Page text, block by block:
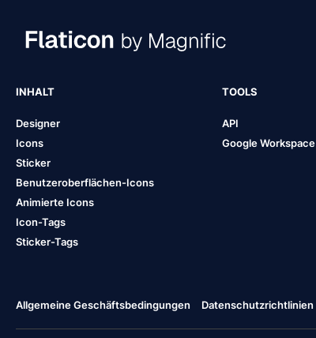
INHALT
Designer
Icons
Sticker
Benutzeroberflächen-Icons
Animierte Icons
Icon-Tags
Sticker-Tags
TOOLS
API
Google Workspace
Allgemeine Geschäftsbedingungen Datenschutzrichtlinien